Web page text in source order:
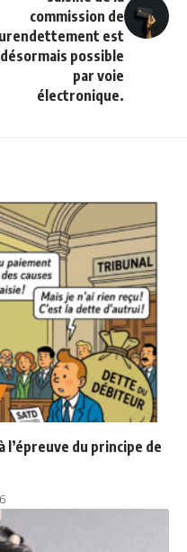
commission de
est
désormais possible
par voie
électronique.
l’épreuve du principe de